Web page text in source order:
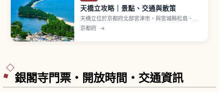
天橋立攻略｜景點、交通與散策
天橋立位於京都府北部宮津市，與宮城縣松島、廣
島縣宮島並列為「日本三景」之一。沙洲全長約3.6
棵松樹茂密生長的白砂青松之美，被指定為特別名
京都府 →
銀閣寺門票・開放時間・交通資訊